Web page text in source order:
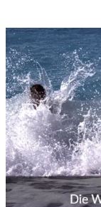
A
N
C
E
A
K
T
E
N
O
.
3